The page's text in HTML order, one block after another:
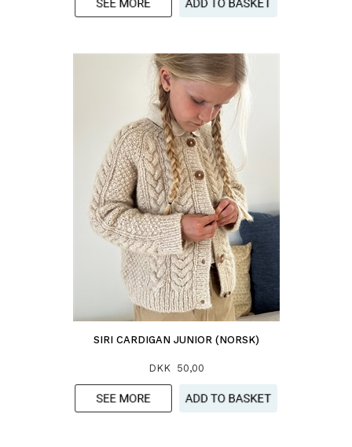
SIRI CARDIGAN JUNIOR (NORSK)
DKK 50,00